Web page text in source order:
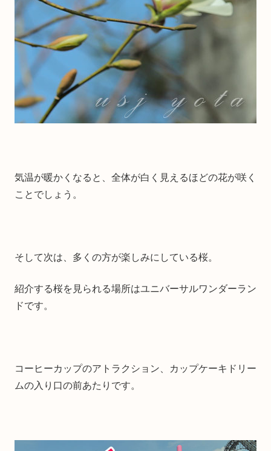
気温が暖かくなると、全体が白く見えるほどの花が咲く
ことでしょう。
そして次は、多くの方が楽しみにしている桜。
紹介する桜を見られる場所はユニバーサルワンダーラン
ドです。
コーヒーカップのアトラクション、カップケーキドリー
ムの入り口の前あたりです。